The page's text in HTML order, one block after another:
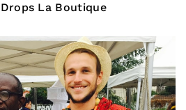
La Boutique